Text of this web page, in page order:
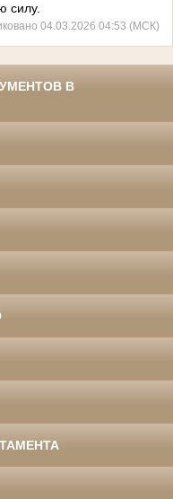
силу.
04.03.2026 04:53 (МСК)
В